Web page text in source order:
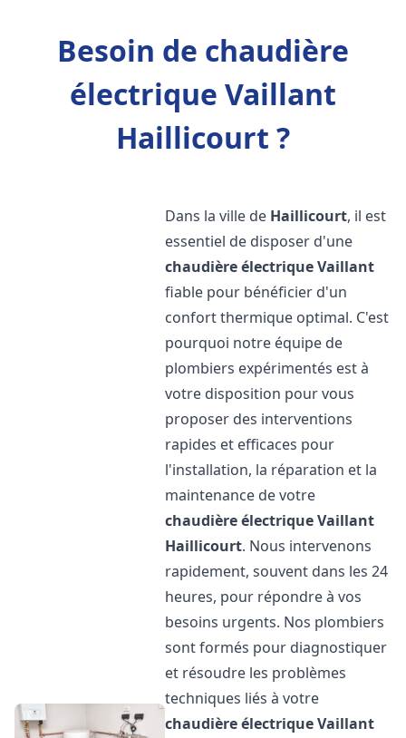
Besoin de chaudière
électrique Vaillant
Haillicourt ?
Dans la ville de Haillicourt, il est
essentiel de disposer d'une
chaudière électrique Vaillant
fiable pour bénéficier d'un
confort thermique optimal. C'est
pourquoi notre équipe de
plombiers expérimentés est à
votre disposition pour vous
proposer des interventions
rapides et efficaces pour
l'installation, la réparation et la
maintenance de votre
chaudière électrique Vaillant
Haillicourt. Nous intervenons
rapidement, souvent dans les 24
heures, pour répondre à vos
besoins urgents. Nos plombiers
sont formés pour diagnostiquer
et résoudre les problèmes
techniques liés à votre
chaudière électrique Vaillant